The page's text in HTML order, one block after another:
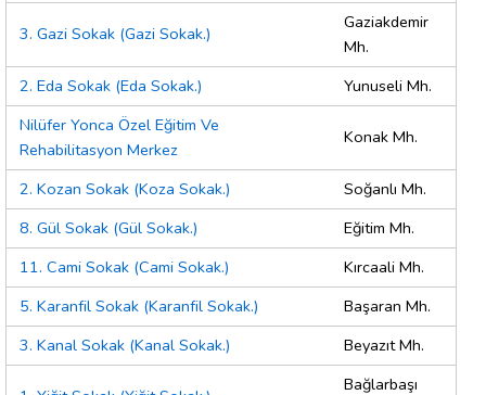
3. Gazi Sokak (Gazi Sokak.)
Gaziakdemir
Mh.
2. Eda Sokak (Eda Sokak.)
Yunuseli Mh.
Nilüfer Yonca Özel Eğitim Ve
Rehabilitasyon Merkez
Konak Mh.
2. Kozan Sokak (Koza Sokak.)
Soğanlı Mh.
8. Gül Sokak (Gül Sokak.)
Eğitim Mh.
11. Cami Sokak (Cami Sokak.)
Kırcaali Mh.
5. Karanfil Sokak (Karanfil Sokak.)
Başaran Mh.
3. Kanal Sokak (Kanal Sokak.)
Beyazıt Mh.
Bağlarbaşı